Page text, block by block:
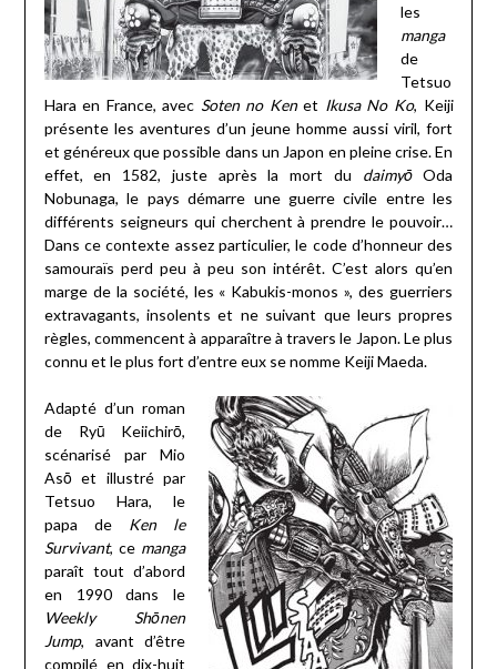
les
manga
de
Tetsuo
Hara en France, avec Soten no Kenet Ikusa No Ko, Keiji
présente les aventures d’un jeune homme aussi viril, fort
et généreux que possible dans un Japon en pleine crise. En
effet, en 1582, juste après la mort du daimyōOda
Nobunaga, le pays démarre une guerre civile entre les
différents seigneurs qui cherchent à prendre le pouvoir…
Dans ce contexte assez particulier, le code d’honneur des
samouraïs perd peu à peu son intérêt. C’est alors qu’en
marge de la société, les « Kabukis-monos », des guerriers
extravagants, insolents et ne suivant que leurs propres
règles, commencent à apparaître à travers le Japon. Le plus
connu et le plus fort d’entre eux se nomme Keiji Maeda.
Adapté d’un roman
de Ryū Keiichirō,
scénarisé par Mio
Asō et illustré par
Tetsuo Hara, le
papa de Ken le
Survivant, ce manga
paraît tout d’abord
en 1990 dans le
Weekly Shōnen
Jump, avant d’être
compilé en dix-huit